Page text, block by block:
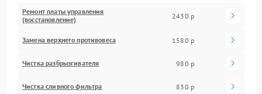
Ремонт платы управления
(восстановление)
2430 р
Замена верхнего противовеса 1580 р
Чистка разбрызгивателя 980 р
Чистка сливного фильтра 830 р